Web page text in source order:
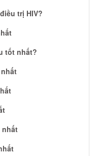
trị HIV?
tốt nhất?
nhất